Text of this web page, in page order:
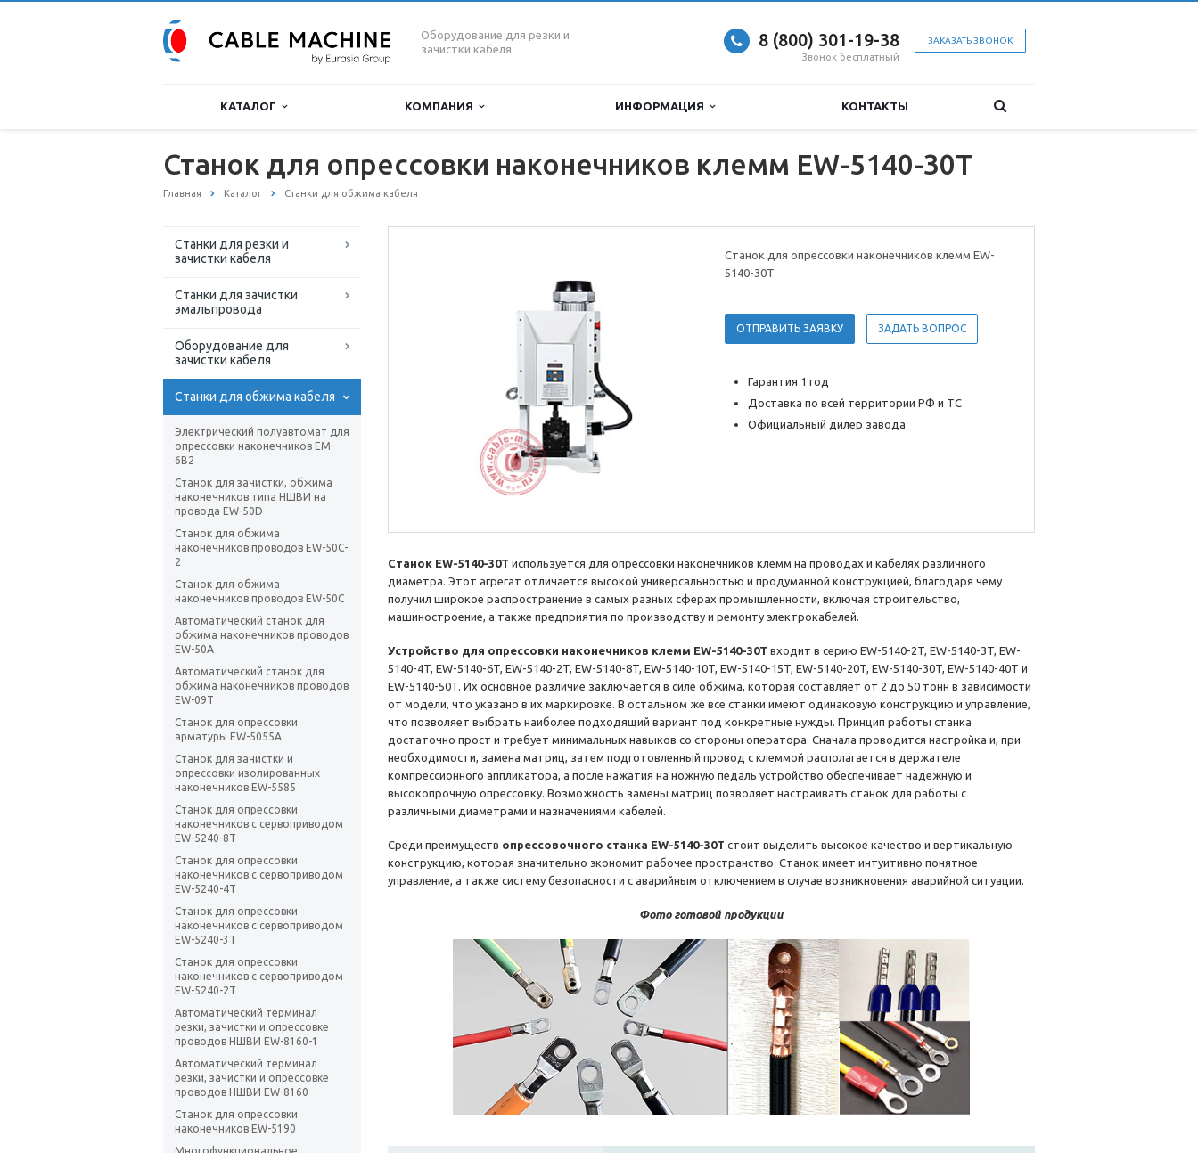
Оборудование для резки и
зачистки кабеля
ЗАКАЗАТЬ ЗВОНОК
8 (800) 301-19-38
Звонок бесплатный
КАТАЛОГ КОМПАНИЯ ИНФОРМАЦИЯ КОНТАКТЫ
Станок для опрессовки наконечников клемм EW-5140-30T
Главная Каталог Станки для обжима кабеля
Станки для резки и
зачистки кабеля
Станки для зачистки
эмальпровода
Оборудование для
зачистки кабеля
Станки для обжима кабеля
Электрический полуавтомат для
опрессовки наконечников EM-
6B2
Станок для зачистки, обжима
наконечников типа НШВИ на
провода EW-50D
Станок для обжима
наконечников проводов EW-50C-
2
Cтанок для обжима
наконечников проводов EW-50C
Автоматический станок для
обжима наконечников проводов
EW-50A
Автоматический станок для
обжима наконечников проводов
EW-09T
Станок для опрессовки
арматуры EW-5055A
Станок для зачистки и
опрессовки изолированных
наконечников EW-5585
Станок для опрессовки
наконечников с сервоприводом
EW-5240-8T
Станок для опрессовки
наконечников с сервоприводом
EW-5240-4T
Станок для опрессовки
наконечников с сервоприводом
EW-5240-3T
Станок для опрессовки
наконечников с сервоприводом
EW-5240-2T
Автоматический терминал
резки, зачистки и опрессовке
проводов НШВИ EW-8160-1
Автоматический терминал
резки, зачистки и опрессовке
проводов НШВИ EW-8160
Станок для опрессовки
наконечников EW-5190
Станок для опрессовки наконечников клемм EW-
5140-30T
ОТПРАВИТЬ ЗАЯВКУ ЗАДАТЬ ВОПРОС
Гарантия 1 год
Доставка по всей территории РФ и ТС
Официальный дилер завода
Станок EW-5140-30T используется для опрессовки наконечников клемм на проводах и кабелях различного
диаметра. Этот агрегат отличается высокой универсальностью и продуманной конструкцией, благодаря чему
получил широкое распространение в самых разных сферах промышленности, включая строительство,
машиностроение, а также предприятия по производству и ремонту электрокабелей.
Устройство для опрессовки наконечников клемм EW-5140-30T входит в серию EW-5140-2T, EW-5140-3T, EW-
5140-4T, EW-5140-6T, EW-5140-2T, EW-5140-8T, EW-5140-10T, EW-5140-15T, EW-5140-20T, EW-5140-30T, EW-5140-40T и
EW-5140-50T. Их основное различие заключается в силе обжима, которая составляет от 2 до 50 тонн в зависимости
от модели, что указано в их маркировке. В остальном же все станки имеют одинаковую конструкцию и управление,
что позволяет выбрать наиболее подходящий вариант под конкретные нужды. Принцип работы станка
достаточно прост и требует минимальных навыков со стороны оператора. Сначала проводится настройка и, при
необходимости, замена матриц, затем подготовленный провод с клеммой располагается в держателе
компрессионного аппликатора, а после нажатия на ножную педаль устройство обеспечивает надежную и
высокопрочную опрессовку. Возможность замены матриц позволяет настраивать станок для работы с
различными диаметрами и назначениями кабелей.
Среди преимуществ опрессовочного станка EW-5140-30T стоит выделить высокое качество и вертикальную
конструкцию, которая значительно экономит рабочее пространство. Станок имеет интуитивно понятное
управление, а также систему безопасности с аварийным отключением в случае возникновения аварийной ситуации.
Фото готовой продукции